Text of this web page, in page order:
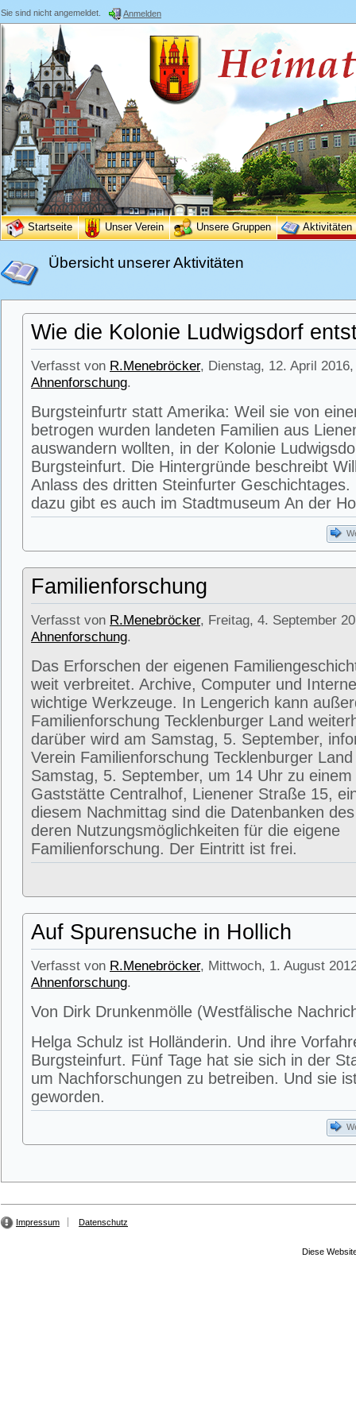
Sie sind nicht angemeldet. Anmelden
Startseite Unser Verein Unsere Gruppen Aktivitäten
Übersicht unserer Aktivitäten
Wie die Kolonie Ludwigsdorf
Verfasst von R.Menebröcker, Dienstag, 12. April
Ahnenforschung.
Burgsteinfurtr statt Amerika: Weil sie von
betrogen wurden landeten Familien aus
auswandern wollten, in der Kolonie
Burgsteinfurt. Die Hintergründe beschreibt
Anlass des dritten Steinfurter
dazu gibt es auch im Stadtmuseum An der
Familienforschung
Verfasst von R.Menebröcker, Freitag, 4. September
Ahnenforschung.
Das Erforschen der eigenen
weit verbreitet. Archive, Computer und
wichtige Werkzeuge. In Lengerich kann
Familienforschung Tecklenburger Land
darüber wird am Samstag, 5. September,
Verein Familienforschung Tecklenburger
Samstag, 5. September, um 14 Uhr zu
Gaststätte Centralhof, Lienener Straße 15,
diesem Nachmittag sind die Datenbanken
deren Nutzungsmöglichkeiten für die eigene
Familienforschung. Der Eintritt ist frei.
Auf Spurensuche in Hollich
Verfasst von R.Menebröcker, Mittwoch, 1. August
Ahnenforschung.
Von Dirk Drunkenmölle (Westfälische
Helga Schulz ist Holländerin. Und ihre
Burgsteinfurt. Fünf Tage hat sie sich in der
um Nachforschungen zu betreiben. Und sie
geworden.
Impressum Datenschutz
Diese